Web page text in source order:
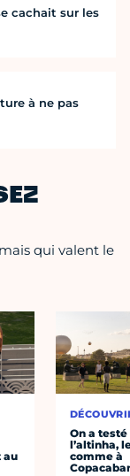
cachait sur les
à ne pas
qui valent le
au
On a testé
l’altinha,
comme à